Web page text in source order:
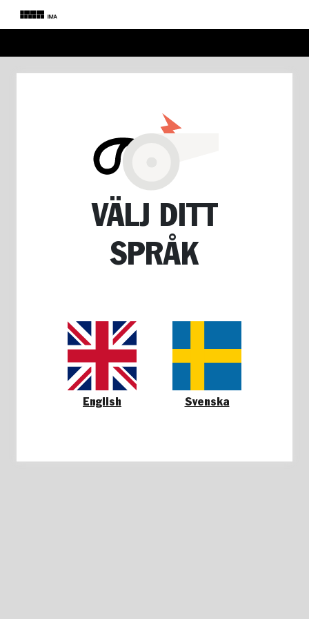
VÄLJ DITT
SPRÅK
English Svenska